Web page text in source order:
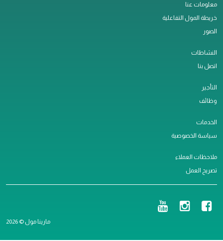
معلومات عنا
خريطة المول التفاعلية
الصور
النشاطات
اتصل بنا
التأجير
وظائف
الخدمات
سياسة الخصوصية
ملاحظات العملاء
تصريح العمل
مارينا مول © 2026